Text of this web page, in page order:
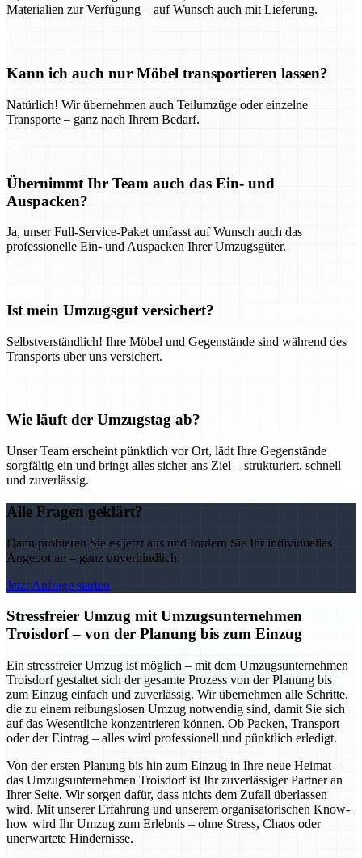
Materialien zur Verfügung – auf Wunsch auch mit Lieferung.
Kann ich auch nur Möbel transportieren lassen?
Natürlich! Wir übernehmen auch Teilumzüge oder einzelne
Transporte – ganz nach Ihrem Bedarf.
Übernimmt Ihr Team auch das Ein- und
Auspacken?
Ja, unser Full-Service-Paket umfasst auf Wunsch auch das
professionelle Ein- und Auspacken Ihrer Umzugsgüter.
Ist mein Umzugsgut versichert?
Selbstverständlich! Ihre Möbel und Gegenstände sind während des
Transports über uns versichert.
Wie läuft der Umzugstag ab?
Unser Team erscheint pünktlich vor Ort, lädt Ihre Gegenstände
sorgfältig ein und bringt alles sicher ans Ziel – strukturiert, schnell
und zuverlässig.
Alle Fragen geklärt?
Dann probieren Sie es jetzt aus und fordern Sie Ihr individuelles
Angebot an – ganz unverbindlich.
Jetzt Anfrage starten
Stressfreier Umzug mit Umzugsunternehmen
Troisdorf – von der Planung bis zum Einzug
Ein stressfreier Umzug ist möglich – mit dem Umzugsunternehmen
Troisdorf gestaltet sich der gesamte Prozess von der Planung bis
zum Einzug einfach und zuverlässig. Wir übernehmen alle Schritte,
die zu einem reibungslosen Umzug notwendig sind, damit Sie sich
auf das Wesentliche konzentrieren können. Ob Packen, Transport
oder der Eintrag – alles wird professionell und pünktlich erledigt.
Von der ersten Planung bis hin zum Einzug in Ihre neue Heimat –
das Umzugsunternehmen Troisdorf ist Ihr zuverlässiger Partner an
Ihrer Seite. Wir sorgen dafür, dass nichts dem Zufall überlassen
wird. Mit unserer Erfahrung und unserem organisatorischen Know-
how wird Ihr Umzug zum Erlebnis – ohne Stress, Chaos oder
unerwartete Hindernisse.